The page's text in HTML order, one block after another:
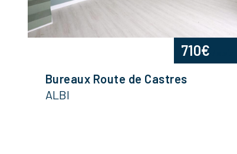
Bureaux Route de Castres
ALBI
710€